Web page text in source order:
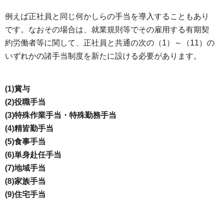
例えば正社員と同じ何かしらの手当を導入することもあり
です。なおその場合は、就業規則等でその雇用する有期契
約労働者等に関して、正社員と共通の次の（1）～（11）の
いずれかの諸手当制度を新たに設ける必要があります。
(1)賞与
(2)役職手当
(3)特殊作業手当・特殊勤務手当
(4)精皆勤手当
(5)食事手当
(6)単身赴任手当
(7)地域手当
(8)家族手当
(9)住宅手当